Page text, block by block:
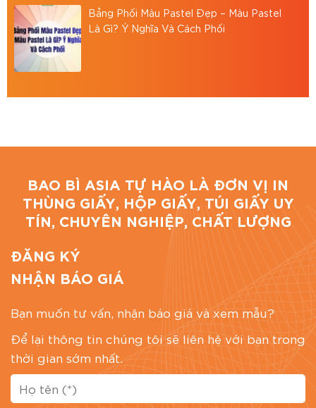
Bình, TP.HCM
Hotline: 0867886811
Email: baobiasiavn@gmail.com
Website: https://baobiasia.com
Bảng Phối Màu Pastel Đẹp – Màu Pastel
Là Gì? Ý Nghĩa Và Cách Phối
BAO BÌ ASIA TỰ HÀO LÀ ĐƠN VỊ IN
THÙNG GIẤY, HỘP GIẤY, TÚI GIẤY UY
TÍN, CHUYÊN NGHIỆP, CHẤT LƯỢNG
ĐĂNG KÝ
NHẬN BÁO GIÁ
Bạn muốn tư vấn, nhận báo giá và xem mẫu?
Để lại thông tin chúng tôi sẽ liên hệ với bạn trong
thời gian sớm nhất.